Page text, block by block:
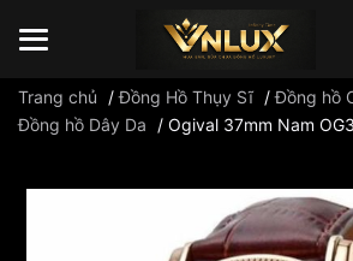
Trang chủ /Đồng Hồ Thụy Sĩ /Đồng hồ
Đồng hồ Dây Da
/ Ogival 37mm Nam